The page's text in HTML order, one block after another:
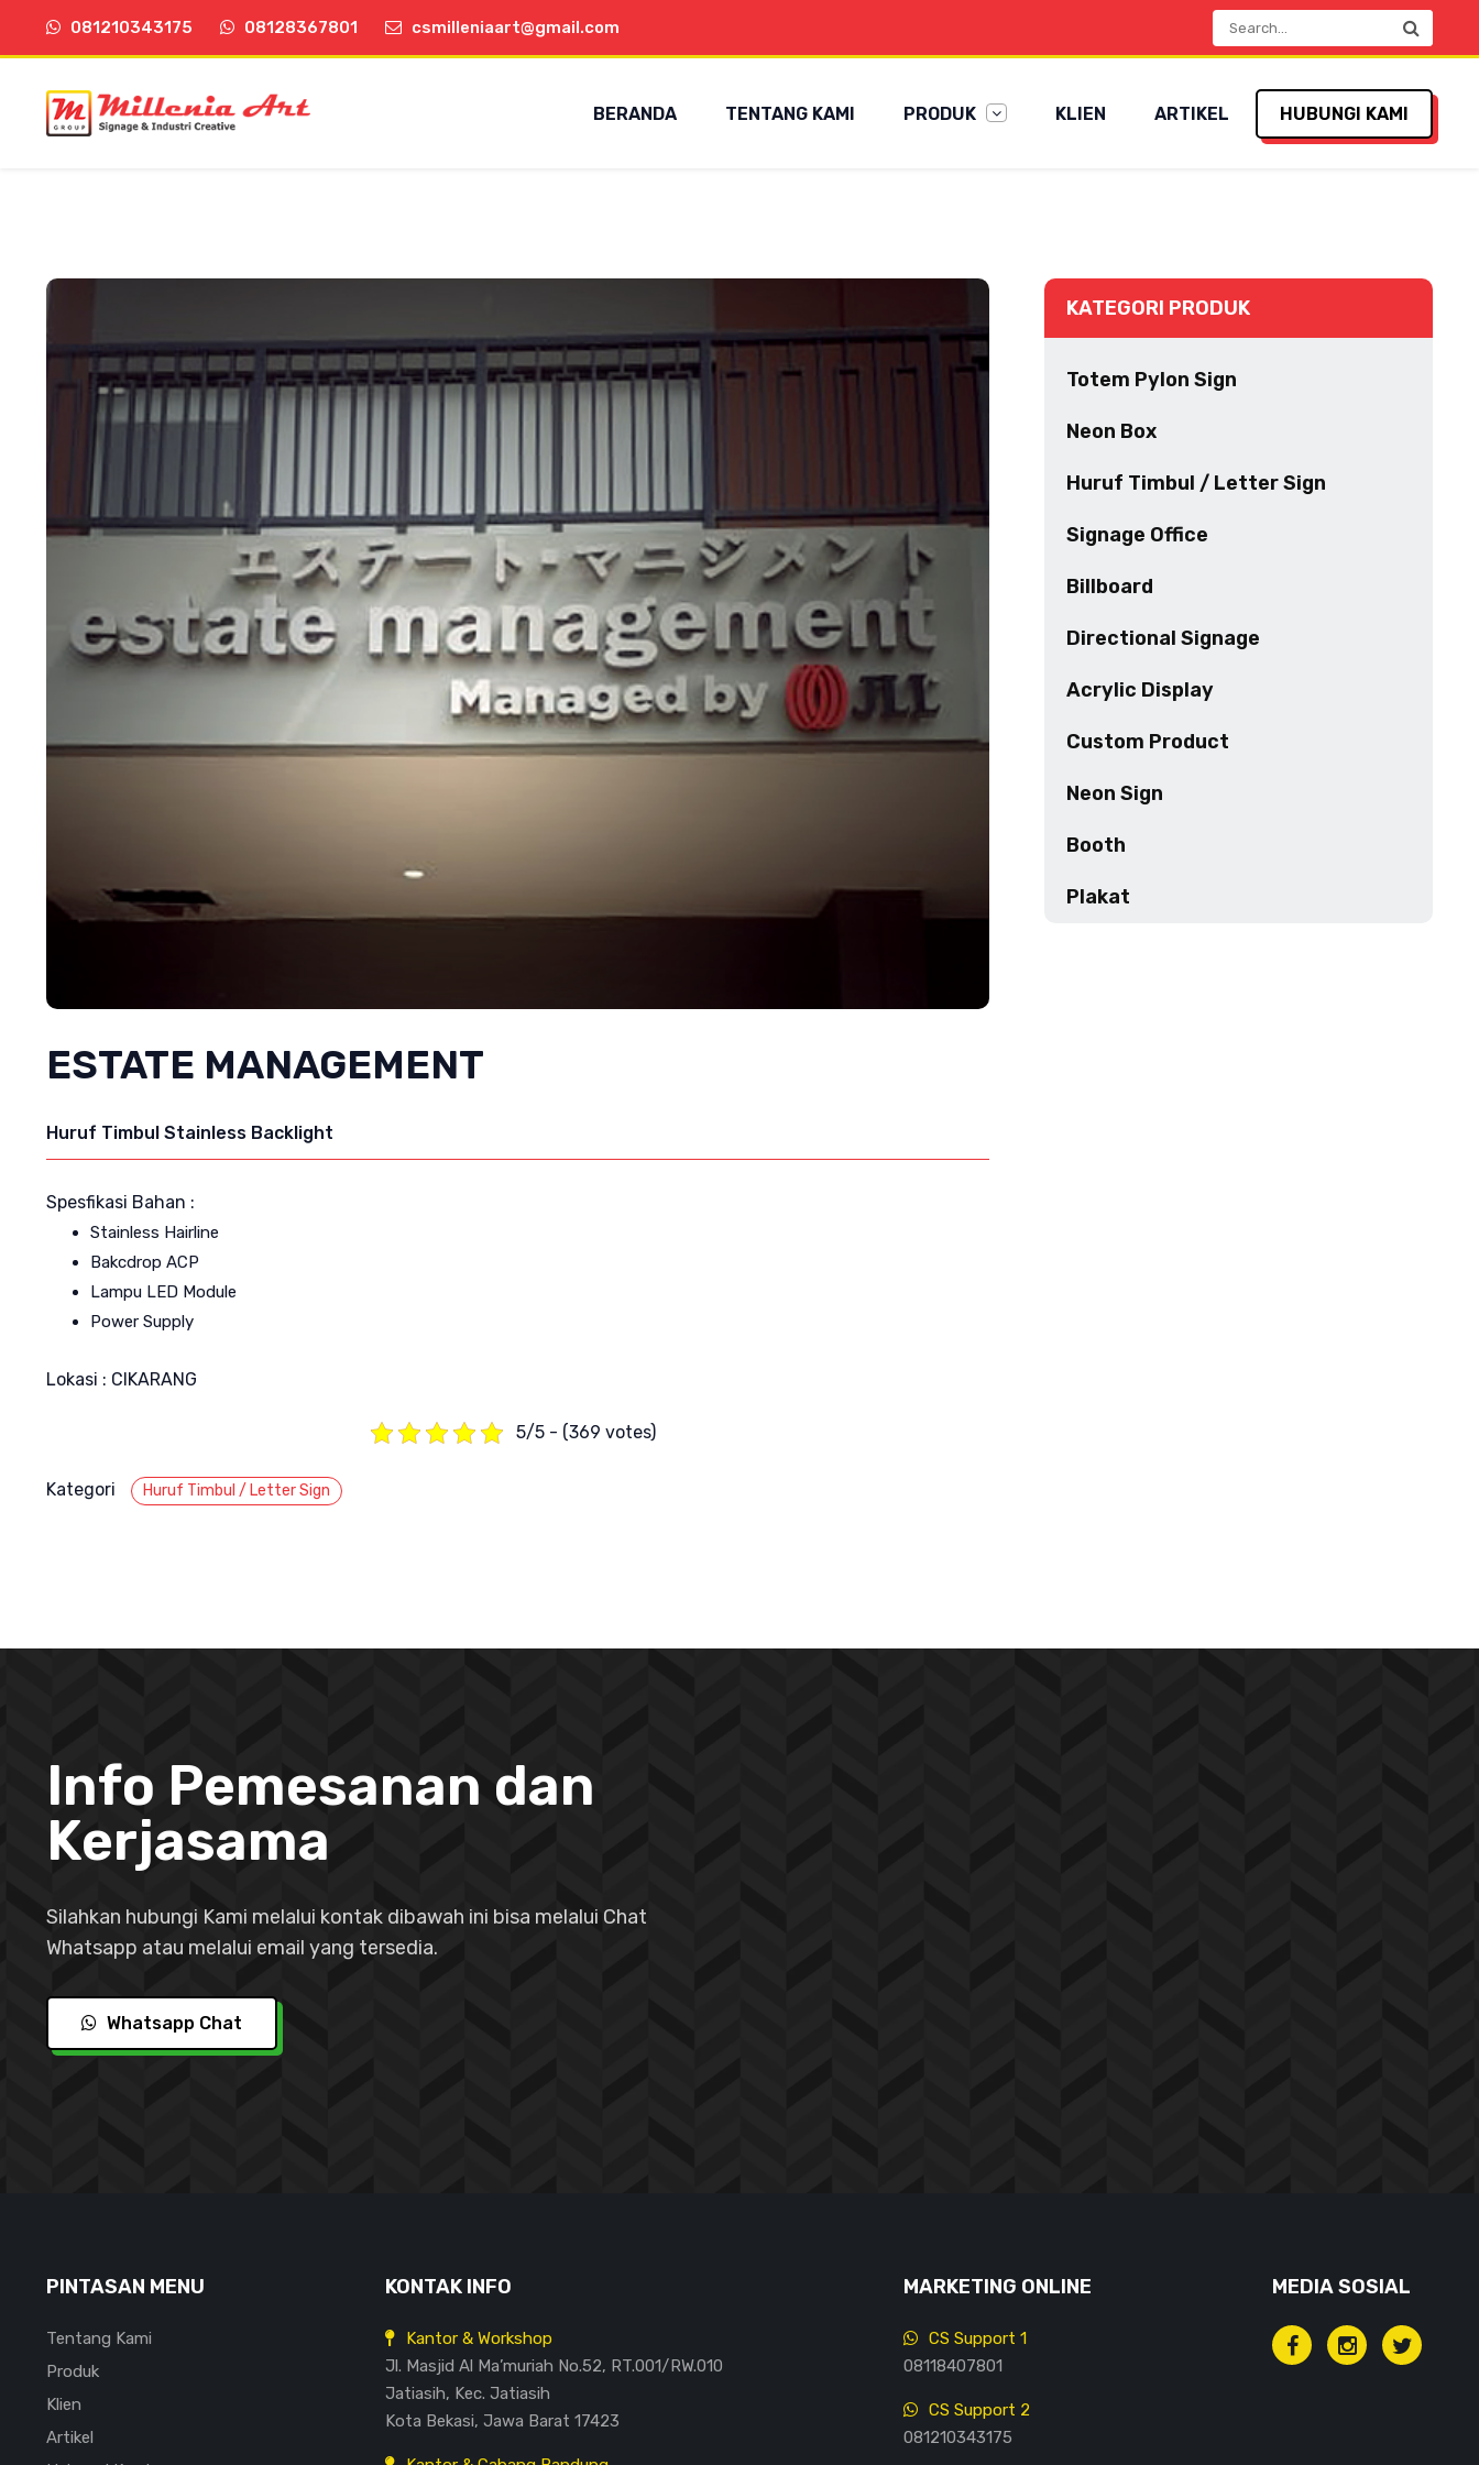
081210343175 08128367801 csmilleniaart@gmail.com
BERANDA TENTANG KAMI PRODUK KLIEN ARTIKEL HUBUNGI KAMI
ESTATE MANAGEMENT
Huruf Timbul Stainless Backlight
Spesfikasi Bahan :
Stainless Hairline
Bakcdrop ACP
Lampu LED Module
Power Supply
Lokasi : CIKARANG
5/5 - (369 votes)
Kategori Huruf Timbul / Letter Sign
KATEGORI PRODUK
Totem Pylon Sign
Neon Box
Huruf Timbul / Letter Sign
Signage Office
Billboard
Directional Signage
Acrylic Display
Custom Product
Neon Sign
Booth
Plakat
Info Pemesanan dan
Kerjasama
Silahkan hubungi Kami melalui kontak dibawah ini bisa melalui Chat
Whatsapp atau melalui email yang tersedia.
Whatsapp Chat
PINTASAN MENU
Tentang Kami
Produk
Klien
Artikel
KONTAK INFO
Kantor & Workshop
Jl. Masjid Al Ma’muriah No.52, RT.001/RW.010
Jatiasih, Kec. Jatiasih
Kota Bekasi, Jawa Barat 17423
MARKETING ONLINE
CS Support 1
08118407801
CS Support 2
081210343175
MEDIA SOSIAL